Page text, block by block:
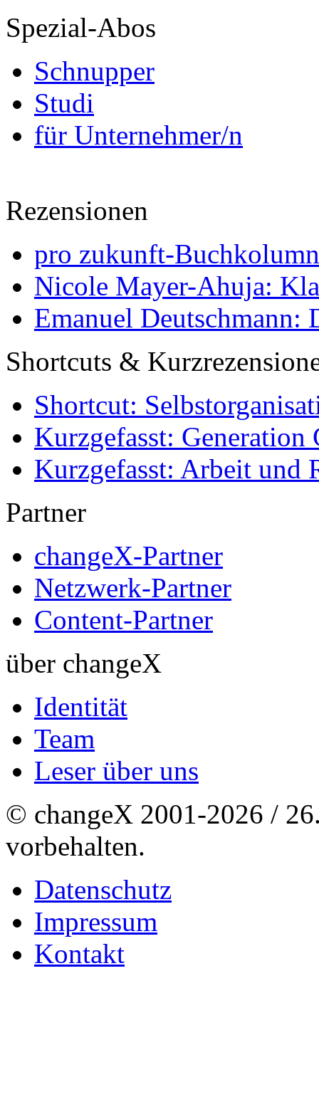
Spezial-Abos
Schnupper
Studi
für Unternehmer/n
Rezensionen
pro zukunft-
Nicole Mayer-Ahuja:
Emanuel Deutschmann:
Shortcuts &
Shortcut:
Kurzgefasst: Generation
Kurzgefasst: Arbeit und
Partner
changeX-Partner
Netzwerk-Partner
Content-Partner
über changeX
Identität
Team
Leser über uns
© changeX 2001-2026 /
vorbehalten.
Datenschutz
Impressum
Kontakt